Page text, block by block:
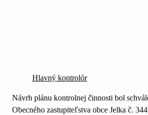
Hlavný kontrolór
Návrh plánu kontrolnej činnosti bol
Obecného zastupiteľstva obce Jelka č.